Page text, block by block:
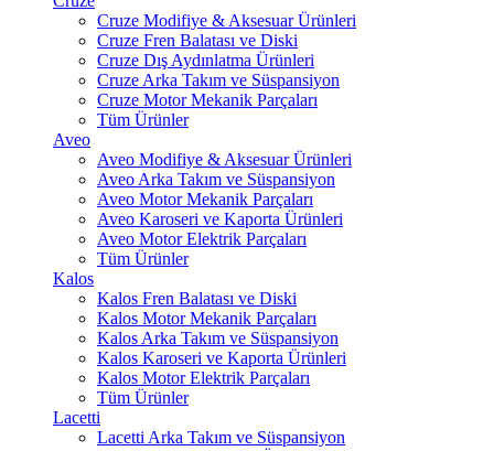
Cruze Modifiye & Aksesuar Ürünleri
Cruze Fren Balatası ve Diski
Cruze Dış Aydınlatma Ürünleri
Cruze Arka Takım ve Süspansiyon
Cruze Motor Mekanik Parçaları
Tüm Ürünler
Aveo
Aveo Modifiye & Aksesuar Ürünleri
Aveo Arka Takım ve Süspansiyon
Aveo Motor Mekanik Parçaları
Aveo Karoseri ve Kaporta Ürünleri
Aveo Motor Elektrik Parçaları
Tüm Ürünler
Kalos
Kalos Fren Balatası ve Diski
Kalos Motor Mekanik Parçaları
Kalos Arka Takım ve Süspansiyon
Kalos Karoseri ve Kaporta Ürünleri
Kalos Motor Elektrik Parçaları
Tüm Ürünler
Lacetti
Lacetti Arka Takım ve Süspansiyon